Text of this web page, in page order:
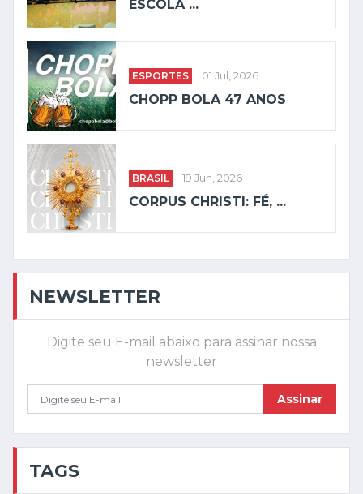
ESCOLA ...
ESPORTES 01 Jul, 2026
CHOPP BOLA 47 ANOS
BRASIL 19 Jun, 2026
CORPUS CHRISTI: FÉ, ...
NEWSLETTER
Digite seu E-mail abaixo para assinar nossa
newsletter
Assinar
TAGS